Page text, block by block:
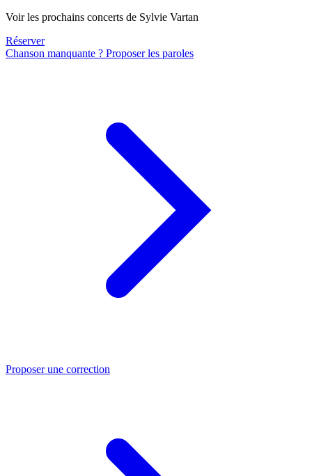
Voir les prochains concerts de Sylvie Vartan
Réserver
Chanson manquante ? Proposer les paroles
Proposer une correction